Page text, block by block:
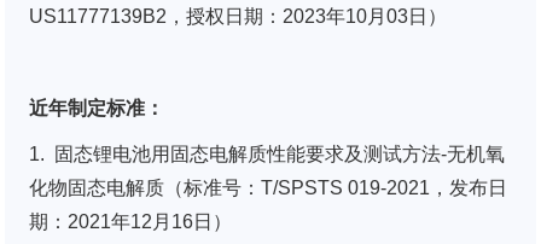
US11777139B2，授权日期：2023年10月03日）
近年制定标准：
1. 固态锂电池用固态电解质性能要求及测试方法-无机氧
化物固态电解质（标准号：T/SPSTS 019-2021，发布日
期：2021年12月16日）